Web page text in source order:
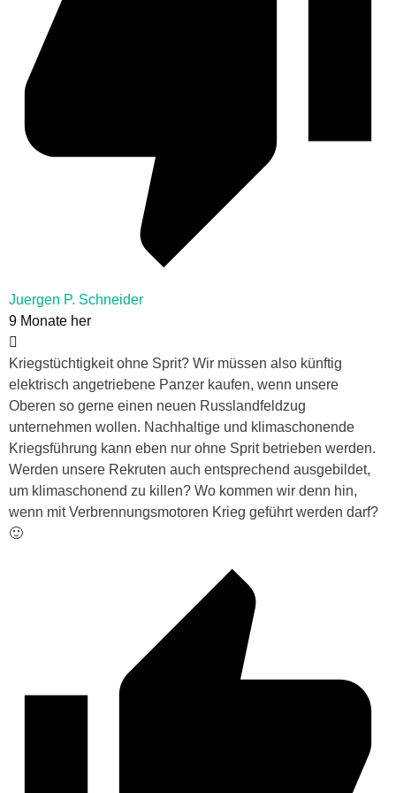
Juergen P. Schneider
9 Monate her
Kriegstüchtigkeit ohne Sprit? Wir müssen also künftig
elektrisch angetriebene Panzer kaufen, wenn unsere
Oberen so gerne einen neuen Russlandfeldzug
unternehmen wollen. Nachhaltige und klimaschonende
Kriegsführung kann eben nur ohne Sprit betrieben werden.
Werden unsere Rekruten auch entsprechend ausgebildet,
um klimaschonend zu killen? Wo kommen wir denn hin,
wenn mit Verbrennungsmotoren Krieg geführt werden darf?
🙂